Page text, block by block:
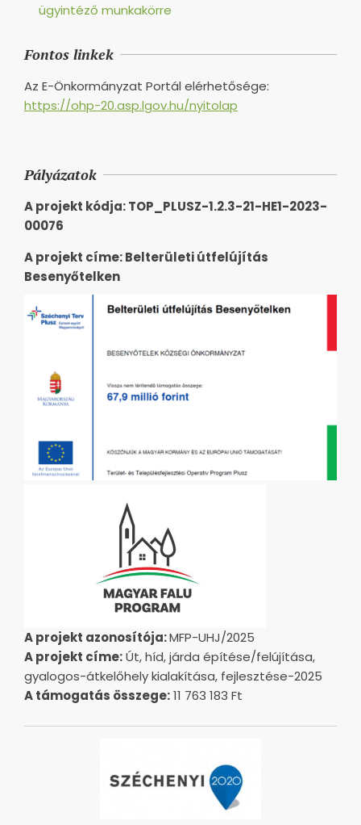
ügyintéző munkakörre
Fontos linkek
Az E-Önkormányzat Portál elérhetősége:
https://ohp-20.asp.lgov.hu/nyitolap
Pályázatok
A projekt kódja: TOP_PLUSZ-1.2.3-21-HE1-2023-
00076
A projekt címe: Belterületi útfelújítás
Besenyőtelken
A projekt azonosítója:MFP-UHJ/2025
A projekt címe:Út, híd, járda építése/felújítása,
gyalogos-átkelőhely kialakítása, fejlesztése-2025
A támogatás összege:11 763 183 Ft